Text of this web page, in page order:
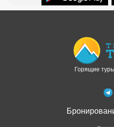
Горящие